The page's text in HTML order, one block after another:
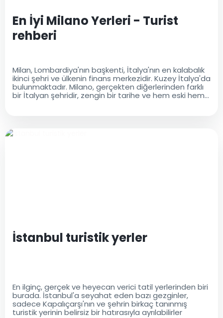
En İyi Milano Yerleri - Turist
rehberi
Milan, Lombardiya'nın başkenti, İtalya'nın en kalabalık
ikinci şehri ve ülkenin finans merkezidir. Kuzey İtalya'da
bulunmaktadır. Milano, gerçekten diğerlerinden farklı
bir İtalyan şehridir, zengin bir tarihe ve hem eski hem
İstanbul turistik yerler
En ilginç, gerçek ve heyecan verici tatil yerlerinden biri
burada. İstanbul'a seyahat eden bazı gezginler,
sadece Kapalıçarşı'nın ve şehrin birkaç tanınmış
turistik yerinin belirsiz bir hatırasıyla ayrılabilirler